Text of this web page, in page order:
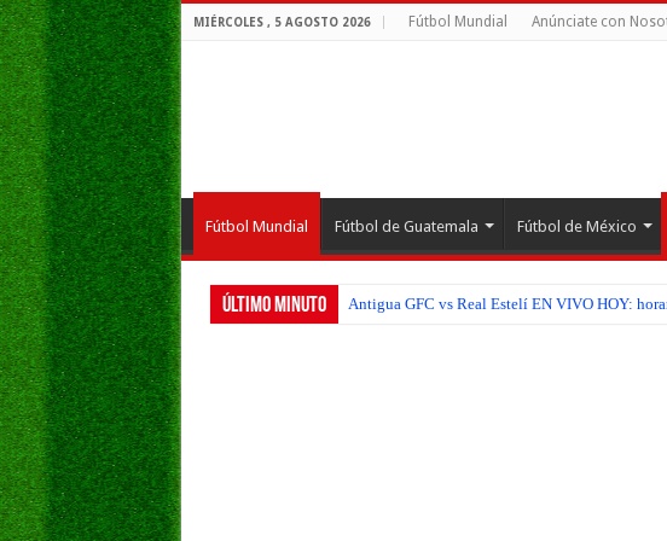
MIÉRCOLES , 5 AGOSTO 2026 Fútbol Mundial Anúnciate con
Fútbol Mundial Fútbol de Guatemala Fútbol de México
Último Minuto Antigua GFC vs Real Estelí EN VIVO HOY:
Guatemala Sub20 buscará nuevamente ante